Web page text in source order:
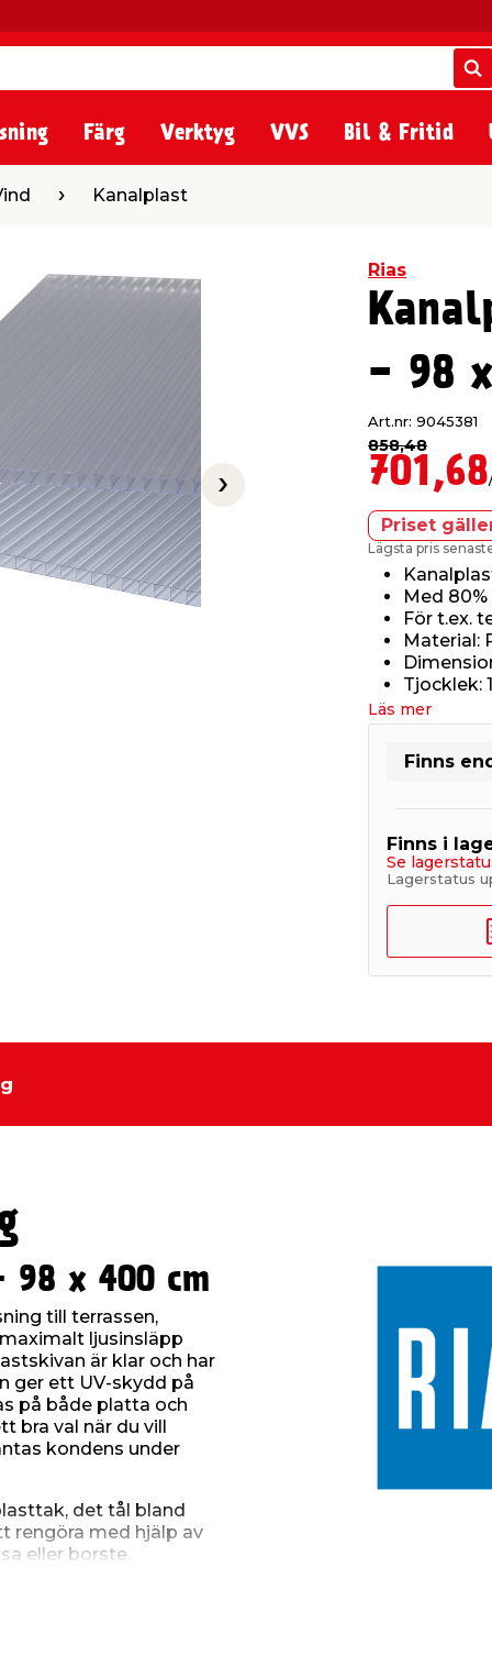
Färg Verktyg VVS Bil & Fritid
Kanalplast
Next slide
Rias
- 98
Art.nr: 9045381
858,48
701,68
Priset
Lägsta pris
Med
För t.ex.
Material:
Tjocklek:
Läs mer
Finns
Finns i
Se
Lagerstatus
98 x 400 cm
till terrassen,
ljusinsläpp
är klar och har
ger ett UV-skydd på
på både platta och
bra val när du vill
kondens under
det tål bland
rengöra med hjälp av
eller borste.
är tillverkad i
x 400 cm.